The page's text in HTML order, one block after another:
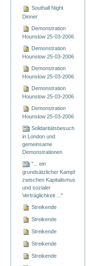
Southall Night
Dinner
Demonstration
Hounslow 25-03-2006
Demonstration
Hounslow 25-03-2006
Demonstration
Hounslow 25-03-2006
Demonstration
Hounslow 25-03-2006
Demonstration
Hounslow 25-03-2006
Solidaritätsbesuch
in London und
gemeinsame
Demonstrationen
"... ein
grundsätzlicher Kampf
zwischen Kapitalismus
und sozialer
Verträglichkeit ..."
Streikende
Streikende
Streikende
Streikende
Streikende